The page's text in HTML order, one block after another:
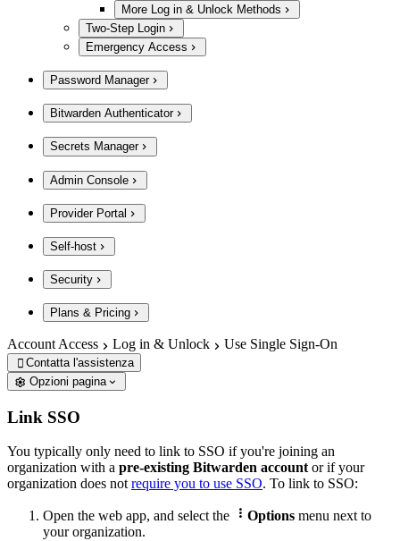
More Log in & Unlock Methods
Two-Step Login
Emergency Access
Password Manager
Bitwarden Authenticator
Secrets Manager
Admin Console
Provider Portal
Self-host
Security
Plans & Pricing
Account Access Log in & Unlock Use Single Sign-On
 Contatta l'assistenza
Opzioni pagina
Link SSO
You typically only need to link to SSO if you're joining an
organization with a pre-existing Bitwarden accountor if your
organization does notrequire you to use SSO. To link to SSO:
Open the web app, and select the  Options menu next to
your organization.